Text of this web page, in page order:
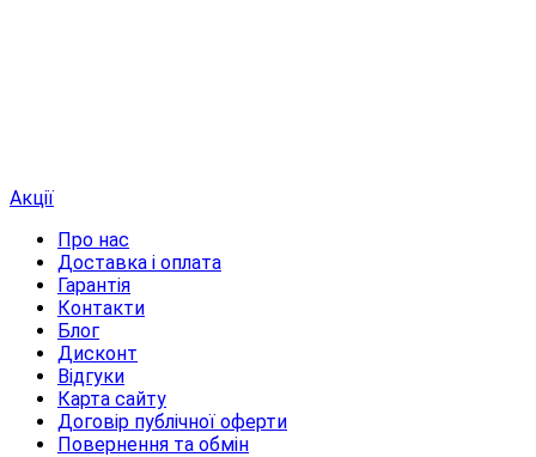
Акції
Про нас
Доставка і оплата
Гарантія
Контакти
Блог
Дисконт
Відгуки
Карта сайту
Договір публічної оферти
Повернення та обмін